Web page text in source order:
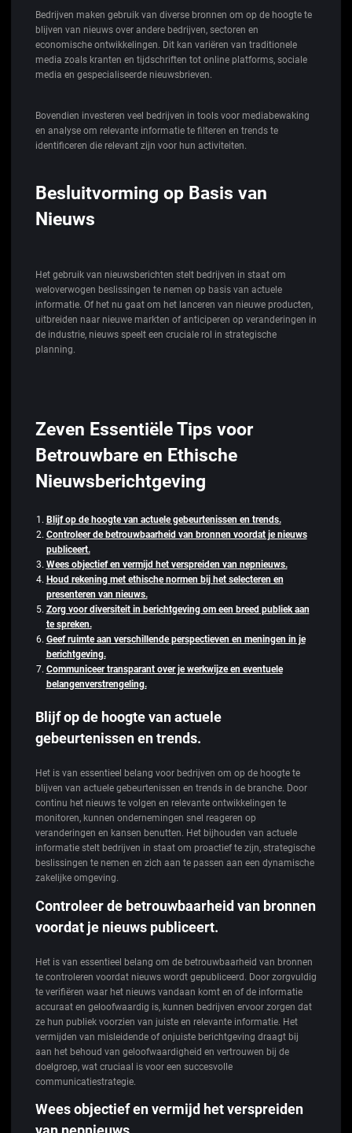
Bedrijven maken gebruik van diverse bronnen om op de hoogte te
blijven van nieuws over andere bedrijven, sectoren en
economische ontwikkelingen. Dit kan variëren van traditionele
media zoals kranten en tijdschriften tot online platforms, sociale
media en gespecialiseerde nieuwsbrieven.
Bovendien investeren veel bedrijven in tools voor mediabewaking
en analyse om relevante informatie te filteren en trends te
identificeren die relevant zijn voor hun activiteiten.
Besluitvorming op Basis van
Nieuws
Het gebruik van nieuwsberichten stelt bedrijven in staat om
weloverwogen beslissingen te nemen op basis van actuele
informatie. Of het nu gaat om het lanceren van nieuwe producten,
uitbreiden naar nieuwe markten of anticiperen op veranderingen in
de industrie, nieuws speelt een cruciale rol in strategische
planning.
Zeven Essentiële Tips voor
Betrouwbare en Ethische
Nieuwsberichtgeving
Blijf op de hoogte van actuele gebeurtenissen en trends.
Controleer de betrouwbaarheid van bronnen voordat je nieuws
publiceert.
Wees objectief en vermijd het verspreiden van nepnieuws.
Houd rekening met ethische normen bij het selecteren en
presenteren van nieuws.
Zorg voor diversiteit in berichtgeving om een breed publiek aan
te spreken.
Geef ruimte aan verschillende perspectieven en meningen in je
berichtgeving.
Communiceer transparant over je werkwijze en eventuele
belangenverstrengeling.
Blijf op de hoogte van actuele
gebeurtenissen en trends.
Het is van essentieel belang voor bedrijven om op de hoogte te
blijven van actuele gebeurtenissen en trends in de branche. Door
continu het nieuws te volgen en relevante ontwikkelingen te
monitoren, kunnen ondernemingen snel reageren op
veranderingen en kansen benutten. Het bijhouden van actuele
informatie stelt bedrijven in staat om proactief te zijn, strategische
beslissingen te nemen en zich aan te passen aan een dynamische
zakelijke omgeving.
Controleer de betrouwbaarheid van bronnen
voordat je nieuws publiceert.
Het is van essentieel belang om de betrouwbaarheid van bronnen
te controleren voordat nieuws wordt gepubliceerd. Door zorgvuldig
te verifiëren waar het nieuws vandaan komt en of de informatie
accuraat en geloofwaardig is, kunnen bedrijven ervoor zorgen dat
ze hun publiek voorzien van juiste en relevante informatie. Het
vermijden van misleidende of onjuiste berichtgeving draagt bij
aan het behoud van geloofwaardigheid en vertrouwen bij de
doelgroep, wat cruciaal is voor een succesvolle
communicatiestrategie.
Wees objectief en vermijd het verspreiden